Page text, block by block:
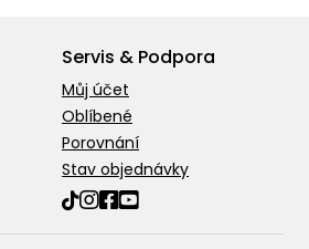
Servis & Podpora
Můj účet
Oblíbené
Porovnání
Stav objednávky